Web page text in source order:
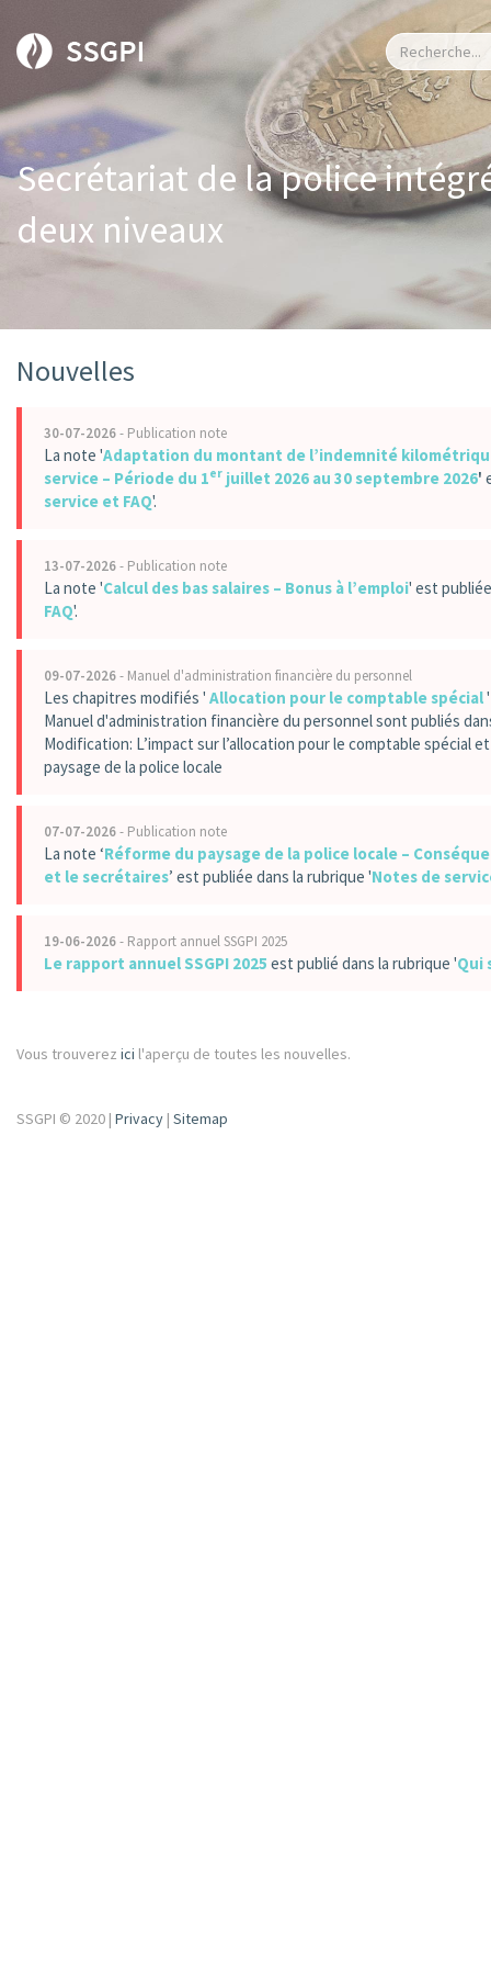
Secrétariat de la police
deux niveaux
Nouvelles
30-07-2026- Publication note
La note 'Adaptation du montant de l’indemnité
service – Période du 1er juillet 2026 au 30 septembre 2026'
service et FAQ'.
13-07-2026- Publication note
La note 'Calcul des bas salaires – Bonus à l’emploi' est
FAQ'.
09-07-2026- Manuel d'administration financière du personnel
Les chapitres modifiés ' Allocation pour le comptable spécial
Manuel d'administration financière du personnel sont publiés
Modification: L’impact sur l’allocation pour le comptable spécial
paysage de la police locale
07-07-2026- Publication note
La note ‘Réforme du paysage de la police locale –
et le secrétaires’ est publiée dans la rubrique 'Notes de
19-06-2026- Rapport annuel SSGPI 2025
Le rapport annuel SSGPI 2025 est publié dans la rubrique 'Qui
Vous trouverez ici l'aperçu de toutes les nouvelles.
SSGPI © 2020 | Privacy | Sitemap